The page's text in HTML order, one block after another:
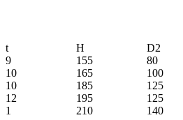
t H
D2
9 155
80
10 165
100
10 185
125
12 195
125
1 210 140